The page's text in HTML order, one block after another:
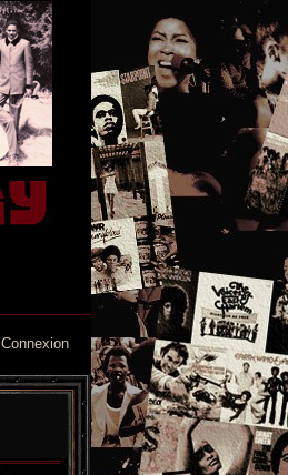
Connexion